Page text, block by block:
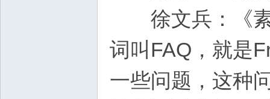
徐文兵：《素
词叫FAQ，就是
一些问题，这种